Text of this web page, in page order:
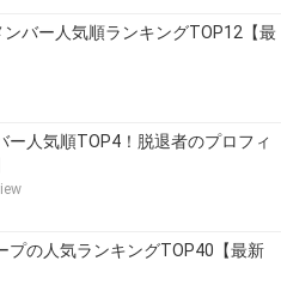
バー人気順ランキングTOP12【最
ー人気順TOP4！脱退者のプロフィ
プの人気ランキングTOP40【最新